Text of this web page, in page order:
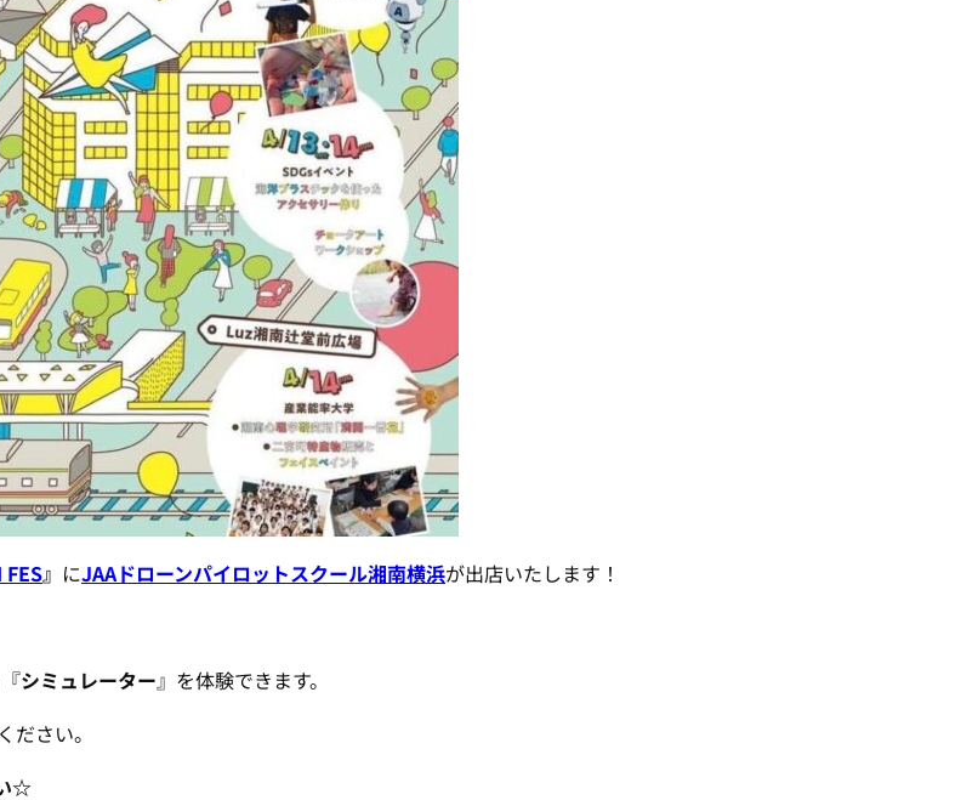
FES』 にJAAドローンパイロットスクール湘南横浜が出店いたします！
シミュレーター』を体験できます。
さい。
☆